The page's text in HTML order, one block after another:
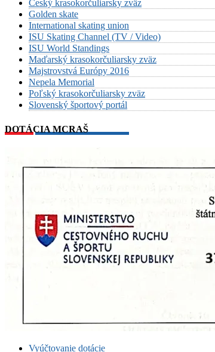
Český krasokorčuliarsky zväz
Golden skate
International skating union
ISU Skating Channel (TV / Video)
ISU World Standings
Maďarský krasokorčuliarsky zväz
Majstrovstvá Európy 2016
Nepela Memorial
Poľský krasokorčuliarsky zväz
Slovenský športový portál
DOTÁCIA MCRAŠ
Vyúčtovanie dotácie